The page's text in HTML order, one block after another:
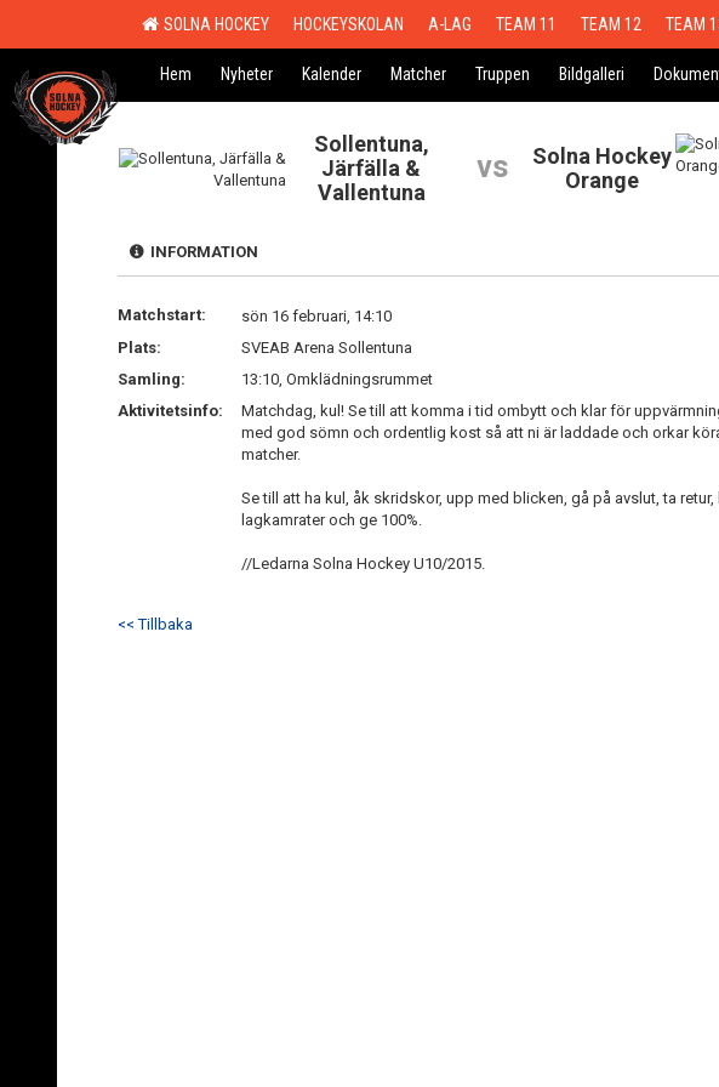
SOLNA HOCKEY HOCKEYSKOLAN A-LAG TEAM 11 TEAM 12 TEAM
Hem Nyheter Kalender Matcher Truppen Bildgalleri
Sollentuna,
Järfälla &
Vallentuna
vs
Solna Hockey
Orange
INFORMATION
Matchstart:
sön 16 februari, 14:10
Plats:
SVEAB Arena Sollentuna
Samling:
13:10, Omklädningsrummet
Aktivitetsinfo:
Matchdag, kul! Se till att komma i tid ombytt och klar för
med god sömn och ordentlig kost så att ni är laddade och orkar
matcher.
Se till att ha kul, åk skridskor, upp med blicken, gå på avslut, ta retur,
lagkamrater och ge 100%.
//Ledarna Solna Hockey U10/2015.
<< Tillbaka